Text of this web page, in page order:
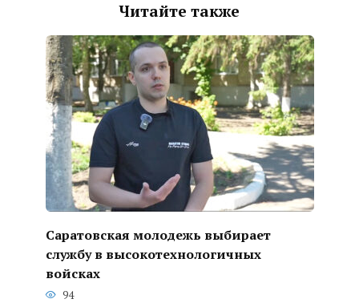
Читайте также
Саратовская молодежь выбирает
службу в высокотехнологичных
войсках
94